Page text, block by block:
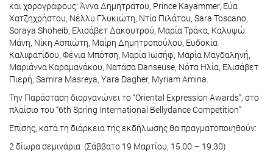
και χορογράφους: Άννα Δημητράτου, Prince Kayammer, Εύα
Χατζηχρήστου, Nέλλυ Γλυκιώτη, Ντία Πιλάτου, Sara Toscano,
Soraya Shoheib, Ελισάβετ Δακουτρού, Μαρία Τράκα, Καλυψώ
Μάνη, Νίκη Ασπιώτη, Μαίρη Δημητροπούλου, Ευδοκία
Καλιφατίδου, Φένια Μπότση, Μαρία Ιωσήφ, Μαρία Μαγδαληνή,
Μαριάννα Καραμανάκου, Νατάσα Danseuse, Νότα Ηλία, Ελισάβετ
Πιερή, Samira Masreya, Yara Dagher, Myriam Amina.
Την Παράσταση διοργανώνει το “Oriental Expression Awards”, στο
πλαίσιο του “6th Spring International Bellydance Competition”
Επίσης, κατά τη διάρκεια της εκδήλωσης θα πραγματοποιηθούν:
2 δίωρα σεμινάρια (Σάββατο 19 Μαρτίου, 15.00 – 19.30)